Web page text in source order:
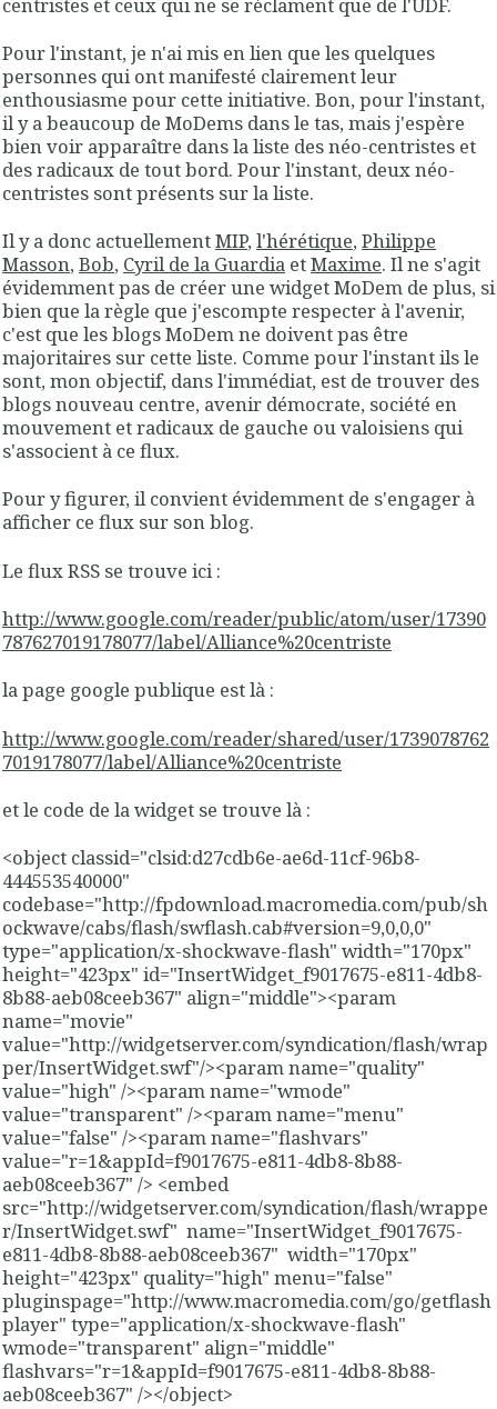
Pour l'instant, je n'ai mis en lien que les quelques
personnes qui ont manifesté clairement leur
enthousiasme pour cette initiative. Bon, pour l'instant,
il y a beaucoup de MoDems dans le tas, mais j'espère
bien voir apparaître dans la liste des néo-centristes et
des radicaux de tout bord. Pour l'instant, deux néo-
centristes sont présents sur la liste.
Il y a donc actuellementMIP,l'hérétique,Philippe
Masson,Bob, Cyril de la Guardia etMaxime. Il ne s'agit
évidemment pas de créer une widget MoDem de plus, si
bien que la règle que j'escompte respecter à l'avenir,
c'est que les blogs MoDem ne doivent pas être
majoritaires sur cette liste. Comme pour l'instant ils le
sont, mon objectif, dans l'immédiat, est de trouver des
blogs nouveau centre, avenir démocrate, société en
mouvement et radicaux de gauche ou valoisiens qui
s'associent à ce flux.
Pour y figurer, il convient évidemment de s'engager à
afficher ce flux sur son blog.
Le flux RSS se trouve ici :
http://www.google.com/reader/public/atom/user/17390
787627019178077/label/Alliance%20centriste
la page google publique est là :
http://www.google.com/reader/shared/user/1739078762
7019178077/label/Alliance%20centriste
et le code de la widget se trouve là :
<object classid="clsid:d27cdb6e-ae6d-11cf-96b8-
444553540000"
codebase="http://fpdownload.macromedia.com/pub/sh
ockwave/cabs/flash/swflash.cab#version=9,0,0,0"
type="application/x-shockwave-flash" width="170px"
height="423px" id="InsertWidget_f9017675-e811-4db8-
8b88-aeb08ceeb367" align="middle"><param
name="movie"
value="http://widgetserver.com/syndication/flash/wrap
per/InsertWidget.swf"/><param name="quality"
value="high" /><param name="wmode"
value="transparent" /><param name="menu"
value="false" /><param name="flashvars"
value="r=1&appId=f9017675-e811-4db8-8b88-
aeb08ceeb367" /> <embed
src="http://widgetserver.com/syndication/flash/wrappe
r/InsertWidget.swf" name="InsertWidget_f9017675-
e811-4db8-8b88-aeb08ceeb367" width="170px"
height="423px" quality="high" menu="false"
pluginspage="http://www.macromedia.com/go/getflash
player" type="application/x-shockwave-flash"
wmode="transparent" align="middle"
flashvars="r=1&appId=f9017675-e811-4db8-8b88-
aeb08ceeb367" /></object>